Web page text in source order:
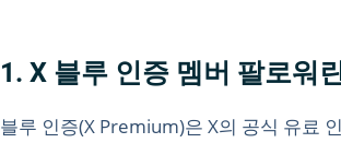
1. X 블루 인증 멤버 팔로워
블루 인증(X Premium)은 X의 공식 유료